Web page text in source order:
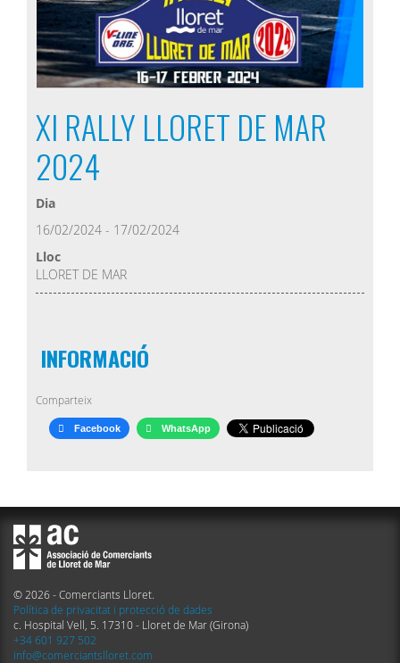
XI RALLY LLORET DE MAR
2024
Dia
16/02/2024 - 17/02/2024
Lloc
LLORET DE MAR
INFORMACIÓ
Comparteix
Facebook WhatsApp
© 2026 - Comerciants Lloret.
Política de privacitat i protecció de dades
c. Hospital Vell, 5. 17310 - Lloret de Mar (Girona)
+34 601 927 502
info@comerciantslloret.com